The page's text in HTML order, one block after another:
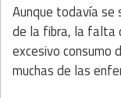
Aunque todavía se
de la fibra, la falta
excesivo consumo
muchas de las